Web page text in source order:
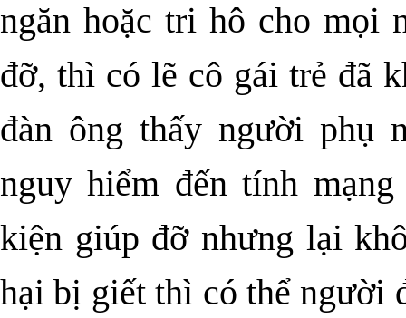
ngăn hoặc tri hô cho mọi
đỡ, thì có lẽ cô gái trẻ đã
đàn ông thấy người phụ
nguy hiểm đến tính
kiện giúp đỡ nhưng lại
hại bị giết thì có thể người